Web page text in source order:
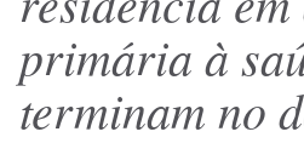
primária à
terminam no